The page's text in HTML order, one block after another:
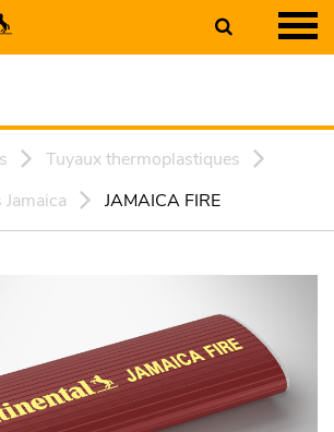
Tuyaux thermoplastiques
JAMAICA FIRE